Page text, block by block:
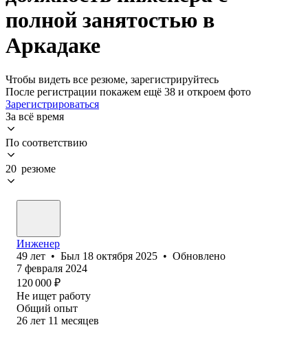
полной занятостью в
Аркадаке
Чтобы видеть все резюме, зарегистрируйтесь
После регистрации покажем ещё 38 и откроем фото
Зарегистрироваться
За всё время
По соответствию
20 резюме
Инженер
49 лет • Был 18 октября 2025 • Обновлено
7 февраля 2024
120 000 ₽
Не ищет работу
Общий опыт
26 лет 11 месяцев